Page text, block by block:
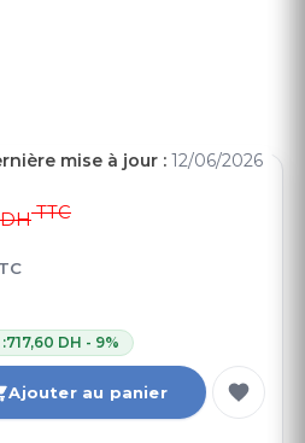
Ajouter au panier
TTC
717,60 DH - 9%
mise à jour : 12/06/2026